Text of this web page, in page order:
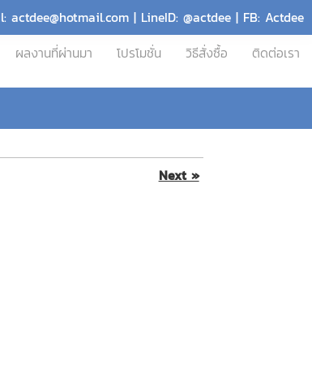
actdee@hotmail.com | LineID: @actdee | FB: Actdee
ผลงานที่ผ่านมา โปรโมชั่น วิธีสั่งซื้อ ติดต่อเรา
Next »